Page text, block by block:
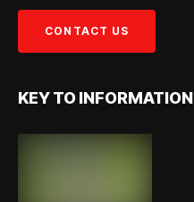
KEY TO INFORMATION